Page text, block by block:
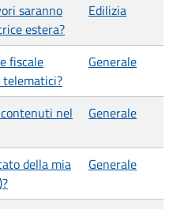
saranno
estera?
Edilizia
fiscale
Generale
nel
Generale
della mia
Generale